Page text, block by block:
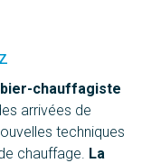
chauffagiste
arrivées de
techniques
chauffage. La